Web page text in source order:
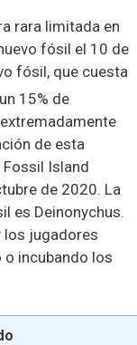
rara limitada en
fósil el 10 de
fósil, que cuesta
15% de
de esta
Island
de 2020. La
es Deinonychus.
los jugadores
incubando los